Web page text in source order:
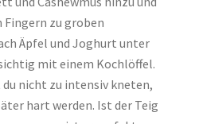
zu groben
Äpfel und Joghurt unter
mit einem Kochlöffel.
nicht zu intensiv kneten,
hart werden. Ist der Teig